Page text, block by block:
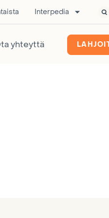
Interpedia
yhteyttä